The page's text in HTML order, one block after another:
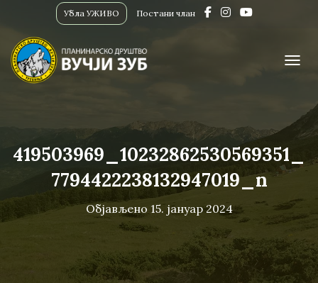
Убла УЖИВО Постани члан
419503969_10232862530569351_
7794422238132947019_n
Објављено 15. јануар 2024